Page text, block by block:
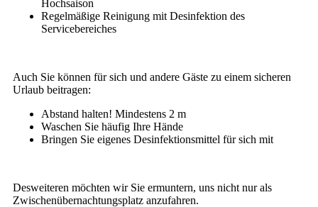
Hochsaison
Regelmäßige Reinigung mit Desinfektion des
Servicebereiches
Auch Sie können für sich und andere Gäste zu einem sicheren
Urlaub beitragen:
Abstand halten! Mindestens 2 m
Waschen Sie häufig Ihre Hände
Bringen Sie eigenes Desinfektionsmittel für sich mit
Desweiteren möchten wir Sie ermuntern, uns nicht nur als
Zwischenübernachtungsplatz anzufahren.